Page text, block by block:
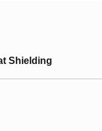
Shielding